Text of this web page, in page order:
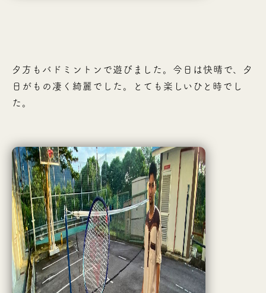
夕方もバドミントンで遊びました。今日は快晴で、夕
日がもの凄く綺麗でした。とても楽しいひと時でし
た。